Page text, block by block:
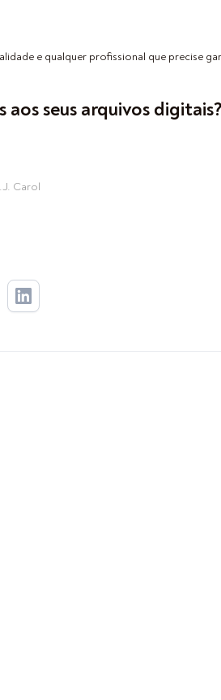
e qualquer profissional que precise
seus arquivos digitais?
Carol